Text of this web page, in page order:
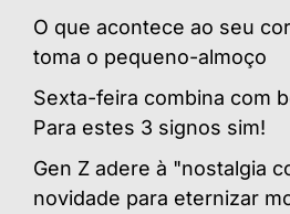
O que acontece ao seu
toma o pequeno-almoço
Sexta-feira combina com
Para estes 3 signos sim!
Gen Z adere à "nostalgia
novidade para eternizar